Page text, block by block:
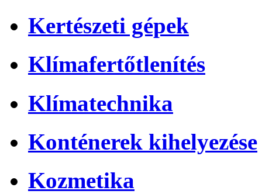
Kertészeti gépek
Klímafertőtlenítés
Klímatechnika
Konténerek kihelyezése
Kozmetika